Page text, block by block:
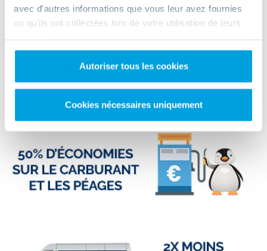
avec d'autres informations que vous leur avez fournies
ou qu'ils ont collectées lors de votre utilisation de leurs
Autoriser tous les cookies
Cookies nécessaires uniquement
Bon à savoir: Rent and Drop dispose d'autres agences en région
parisienne : Paris Antony,Paris Montgeron,Paris Trappeset
Paris
ACCÈS ET HORAIRES